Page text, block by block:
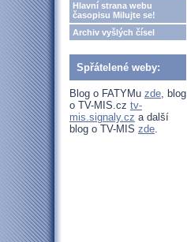
Hlavní strana webu
časopisu Milujte se!
Archiv vyšlých čísel
Spřátelené weby:
Blog o FATYMu zde, blog
o TV-MIS.cz tv-
mis.signaly.cz a další
blog o TV-MIS zde.